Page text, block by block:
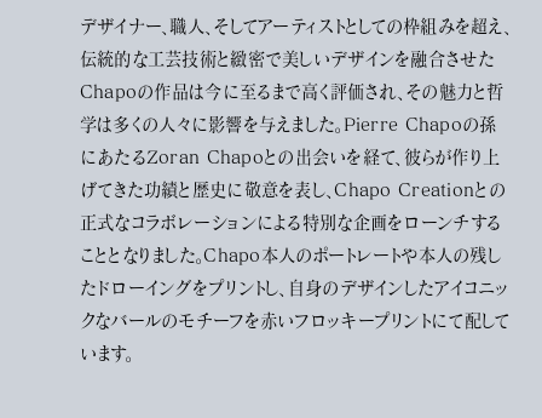
デザイナー、職人、そしてアーティストとしての枠組みを超え、
伝統的な工芸技術と緻密で美しいデザインを融合させた
Chapoの作品は今に至るまで高く評価され、その魅力と哲
学は多くの人々に影響を与えました。Pierre Chapoの孫
にあたるZoran Chapoとの出会いを経て、彼らが作り上
げてきた功績と歴史に敬意を表し、Chapo Creationとの
正式なコラボレーションによる特別な企画をローンチする
こととなりました。Chapo本人のポートレートや本人の残し
たドローイングをプリントし、自身のデザインしたアイコニッ
クなバールのモチーフを赤いフロッキープリントにて配して
います。